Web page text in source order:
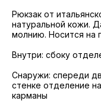
Рюкзак от
натуральной кожи.
молнию. Носится на
Внутри: сбоку
Снаружи: спереди
стенке отделение
карманы